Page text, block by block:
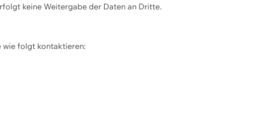
keine Weitergabe der Daten an Dritte.
wie folgt kontaktieren: